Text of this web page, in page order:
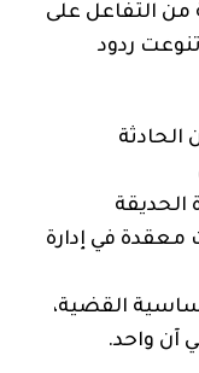
من التفاعل على
ردود
الحديقة
في إدارة
القضية،
آن واحد.